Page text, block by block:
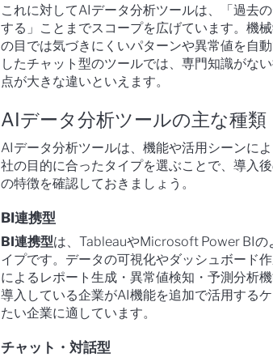
これに対してAIデータ分析ツールは、「過去
する」ことまでスコープを広げています。機
の目では気づきにくいパターンや異常値を自
したチャット型のツールでは、専門知識がな
点が大きな違いといえます。
AIデータ分析ツールの主な種類
AIデータ分析ツールは、機能や活用シーンに
社の目的に合ったタイプを選ぶことで、導入
の特徴を確認しておきましょう。
BI連携型
BI連携型は、TableauやMicrosoft Power BIの
イプです。データの可視化やダッシュボード
によるレポート生成・異常値検知・予測分析
導入している企業がAI機能を追加で活用する
たい企業に適しています。
チャット・対話型